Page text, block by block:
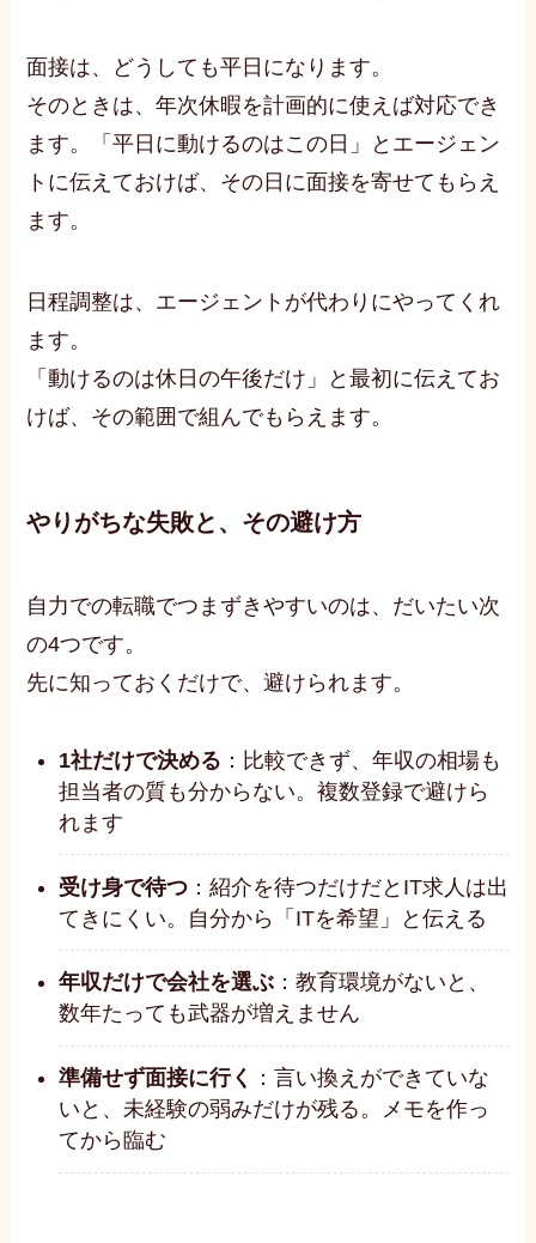
面接は、どうしても平日になります。
そのときは、年次休暇を計画的に使えば対応でき
ます。「平日に動けるのはこの日」とエージェン
トに伝えておけば、その日に面接を寄せてもらえ
ます。
日程調整は、エージェントが代わりにやってくれ
ます。
「動けるのは休日の午後だけ」と最初に伝えてお
けば、その範囲で組んでもらえます。
やりがちな失敗と、その避け方
自力での転職でつまずきやすいのは、だいたい次
の4つです。
先に知っておくだけで、避けられます。
1社だけで決める ：比較できず、年収の相場も
担当者の質も分からない。複数登録で避けら
れます
受け身で待つ ：紹介を待つだけだとIT求人は出
てきにくい。自分から「ITを希望」と伝える
年収だけで会社を選ぶ ：教育環境がないと、
数年たっても武器が増えません
準備せず面接に行く
：言い換えができていな
いと、未経験の弱みだけが残る。メモを作っ
てから臨む